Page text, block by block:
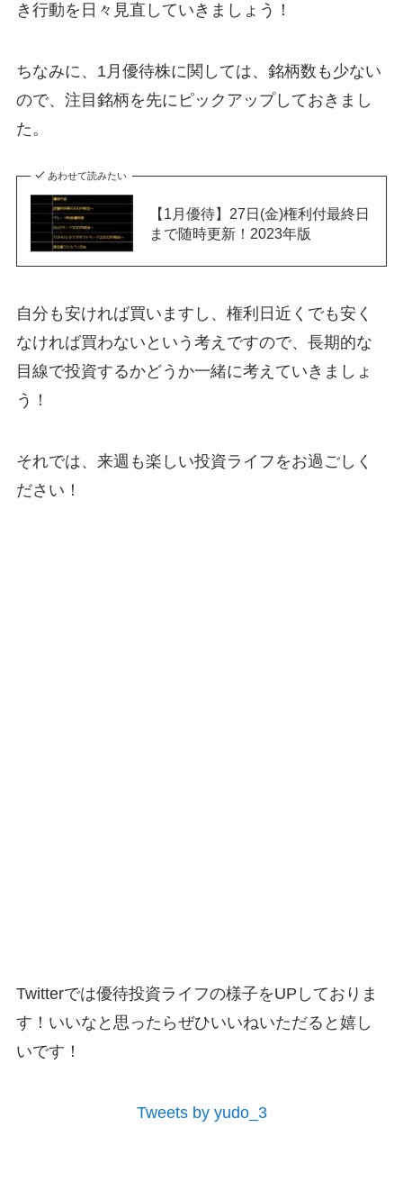
き行動を日々見直していきましょう！
ちなみに、1月優待株に関しては、銘柄数も少ない
ので、注目銘柄を先にピックアップしておきまし
た。
あわせて読みたい
【1月優待】27日(金)権利付最終日
まで随時更新！2023年版
自分も安ければ買いますし、権利日近くでも安く
なければ買わないという考えですので、長期的な
目線で投資するかどうか一緒に考えていきましょ
う！
それでは、来週も楽しい投資ライフをお過ごしく
ださい！
Twitterでは優待投資ライフの様子をUPしておりま
す！いいなと思ったらぜひいいねいただると嬉し
いです！
Tweets by yudo_3